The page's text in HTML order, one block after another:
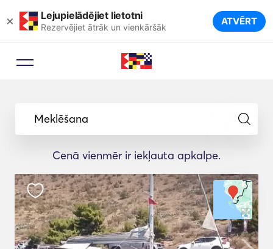
× Lejupielādējiet lietotni
Rezervējiet ātrāk un vienkāršāk ATVĒRT
Meklēšana
Cenā vienmēr ir iekļauta apkalpe.